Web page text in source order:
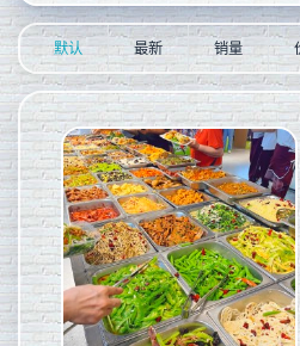
默认 最新 销量